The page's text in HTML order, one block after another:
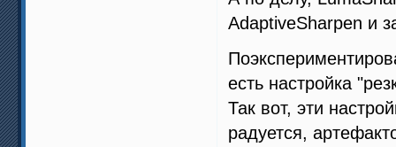
AdaptiveSharpen и
есть настройка
Так вот, эти
радуется,